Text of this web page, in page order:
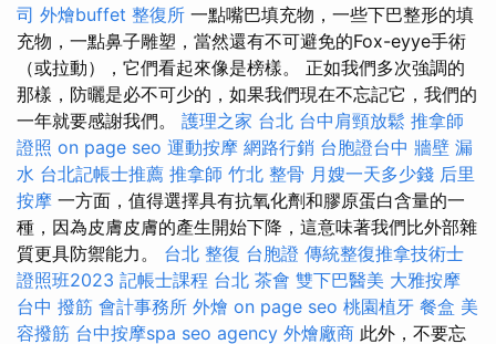
司 外燴buffet 整復所 一點嘴巴填充物，一些下巴整形的填
充物，一點鼻子雕塑，當然還有不可避免的Fox-eyye手術
（或拉動），它們看起來像是榜樣。 正如我們多次強調的
那樣，防曬是必不可少的，如果我們現在不忘記它，我們的
一年就要感謝我們。 護理之家 台北 台中肩頸放鬆 推拿師
證照 on page seo 運動按摩 網路行銷 台胞證台中 牆壁 漏
水 台北記帳士推薦 推拿師 竹北 整骨 月嫂一天多少錢 后里
按摩 一方面，值得選擇具有抗氧化劑和膠原蛋白含量的一
種，因為皮膚皮膚的產生開始下降，這意味著我們比外部雜
質更具防禦能力。 台北 整復 台胞證 傳統整復推拿技術士
證照班2023 記帳士課程 台北 茶會 雙下巴醫美 大雅按摩
台中 撥筋 會計事務所 外燴 on page seo 桃園植牙 餐盒 美
容撥筋 台中按摩spa seo agency 外燴廠商 此外，不要忘